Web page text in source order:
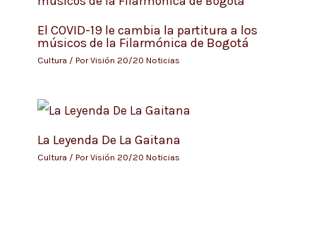
El COVID-19 le cambia la partitura a los
músicos de la Filarmónica de Bogotá
Cultura / PorVisión 20/20 Noticias
La Leyenda De La Gaitana
Cultura / PorVisión 20/20 Noticias